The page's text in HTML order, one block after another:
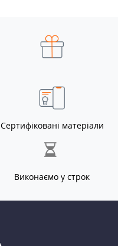
Сертифіковані матеріали
Виконаємо у строк